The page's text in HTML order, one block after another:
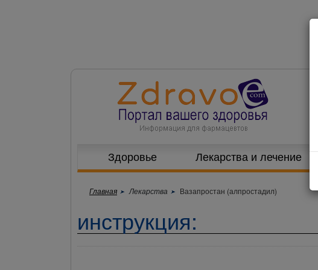
Здоровье Лекарства и лечение
Главная Лекарства Вазапростан (алпростадил)
инструкция: